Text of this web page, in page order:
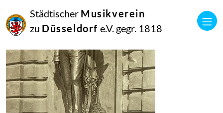
Städtischer Musikverein
zu Düsseldorf e.V. gegr. 1818